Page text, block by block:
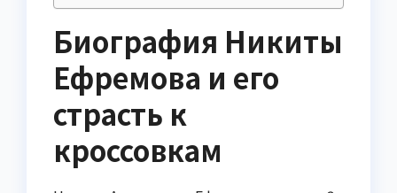
Биография Никиты
Ефремова и его
страсть к
кроссовкам